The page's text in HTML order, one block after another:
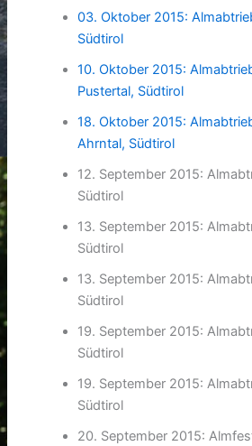
03. Oktober 2015:
Südtirol
10. Oktober 2015:
Pustertal, Südtirol
18. Oktober 2015:
Ahrntal, Südtirol
12. September 2015:
Südtirol
13. September 2015:
Südtirol
13. September 2015:
Südtirol
19. September 2015:
Südtirol
19. September 2015:
Südtirol
20. September 2015: